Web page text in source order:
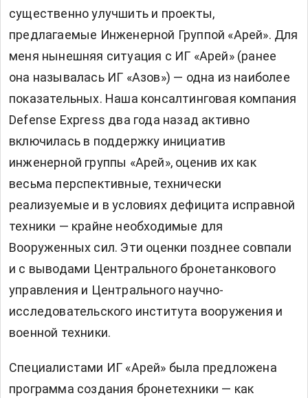
существенно улучшить и проекты,
предлагаемые Инженерной Группой «Арей». Для
меня нынешняя ситуация с ИГ «Арей» (ранее
она называлась ИГ «Азов») — одна из наиболее
показательных. Наша консалтинговая компания
Defense Exprеss два года назад активно
включилась в поддержку инициатив
инженерной группы «Арей», оценив их как
весьма перспективные, технически
реализуемые и в условиях дефицита исправной
техники — крайне необходимые для
Вооруженных сил. Эти оценки позднее совпали
и с выводами Центрального бронетанкового
управления и Центрального научно-
исследовательского института вооружения и
военной техники.
Специалистами ИГ «Арей» была предложена
программа создания бронетехники — как